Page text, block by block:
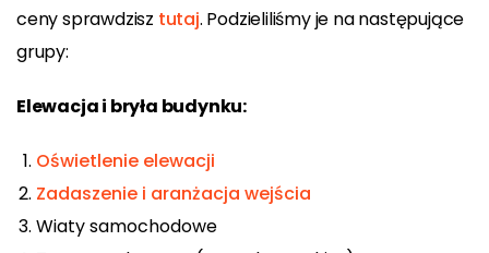
ceny sprawdzisz tutaj. Podzieliliśmy je na następujące
grupy:
Elewacja i bryła budynku:
Oświetlenie elewacji
Zadaszenie i aranżacja wejścia
Wiaty samochodowe